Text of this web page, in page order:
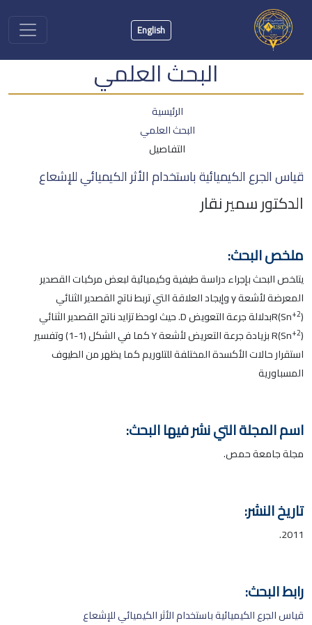
English
البحث العلمي
الرئيسية
البحث العلمي
التفاصيل
قياس الجرع الكيميائية باستخدام الأثر الكيميائي للإشعاع
الدكتور سمير نقار
ملخص البحث:
يتلخص البحث بإجراء دراسة طيفية وكيميائية لبعض مركبات القصدير
المعرضة لأشعة γ وإيجاد العلاقة التي تربط ناتج القصدير الثنائي
R(Sn+2
)بدلالة جرعة التعويض D. حيث لوحظ تزايد ناتج القصدير الثنائي
R(Sn+2
) بزيادة جرعة التعريض لأشعة Y كما في الشكل (1-1) وتفسير
استقرار حالات الأكسدة المختلفة للتلوريم كما يظهر من الطيوف
المسباورية
اسم المجلة التي نشر فيها البحث:
مجلة جامعة حمص.
تاريخ النشر:
2011.
رابط البحث:
قياس الجرع الكيميائية باستخدام الأثر الكيميائي للإشعاع